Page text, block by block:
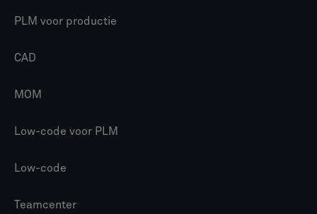
PLM voor productie
CAD
MOM
Low-code voor PLM
Low-code
Teamcenter